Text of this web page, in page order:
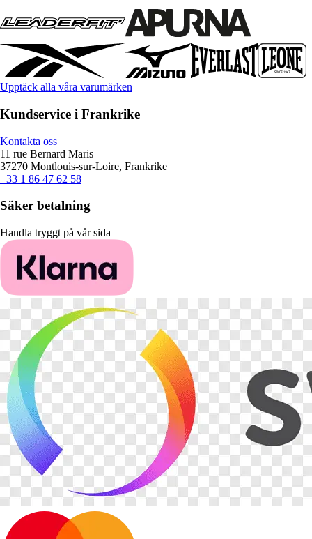
Upptäck alla våra varumärken
Kundservice i Frankrike
Kontakta oss
11 rue Bernard Maris
37270 Montlouis-sur-Loire, Frankrike
+33 1 86 47 62 58
Säker betalning
Handla tryggt på vår sida